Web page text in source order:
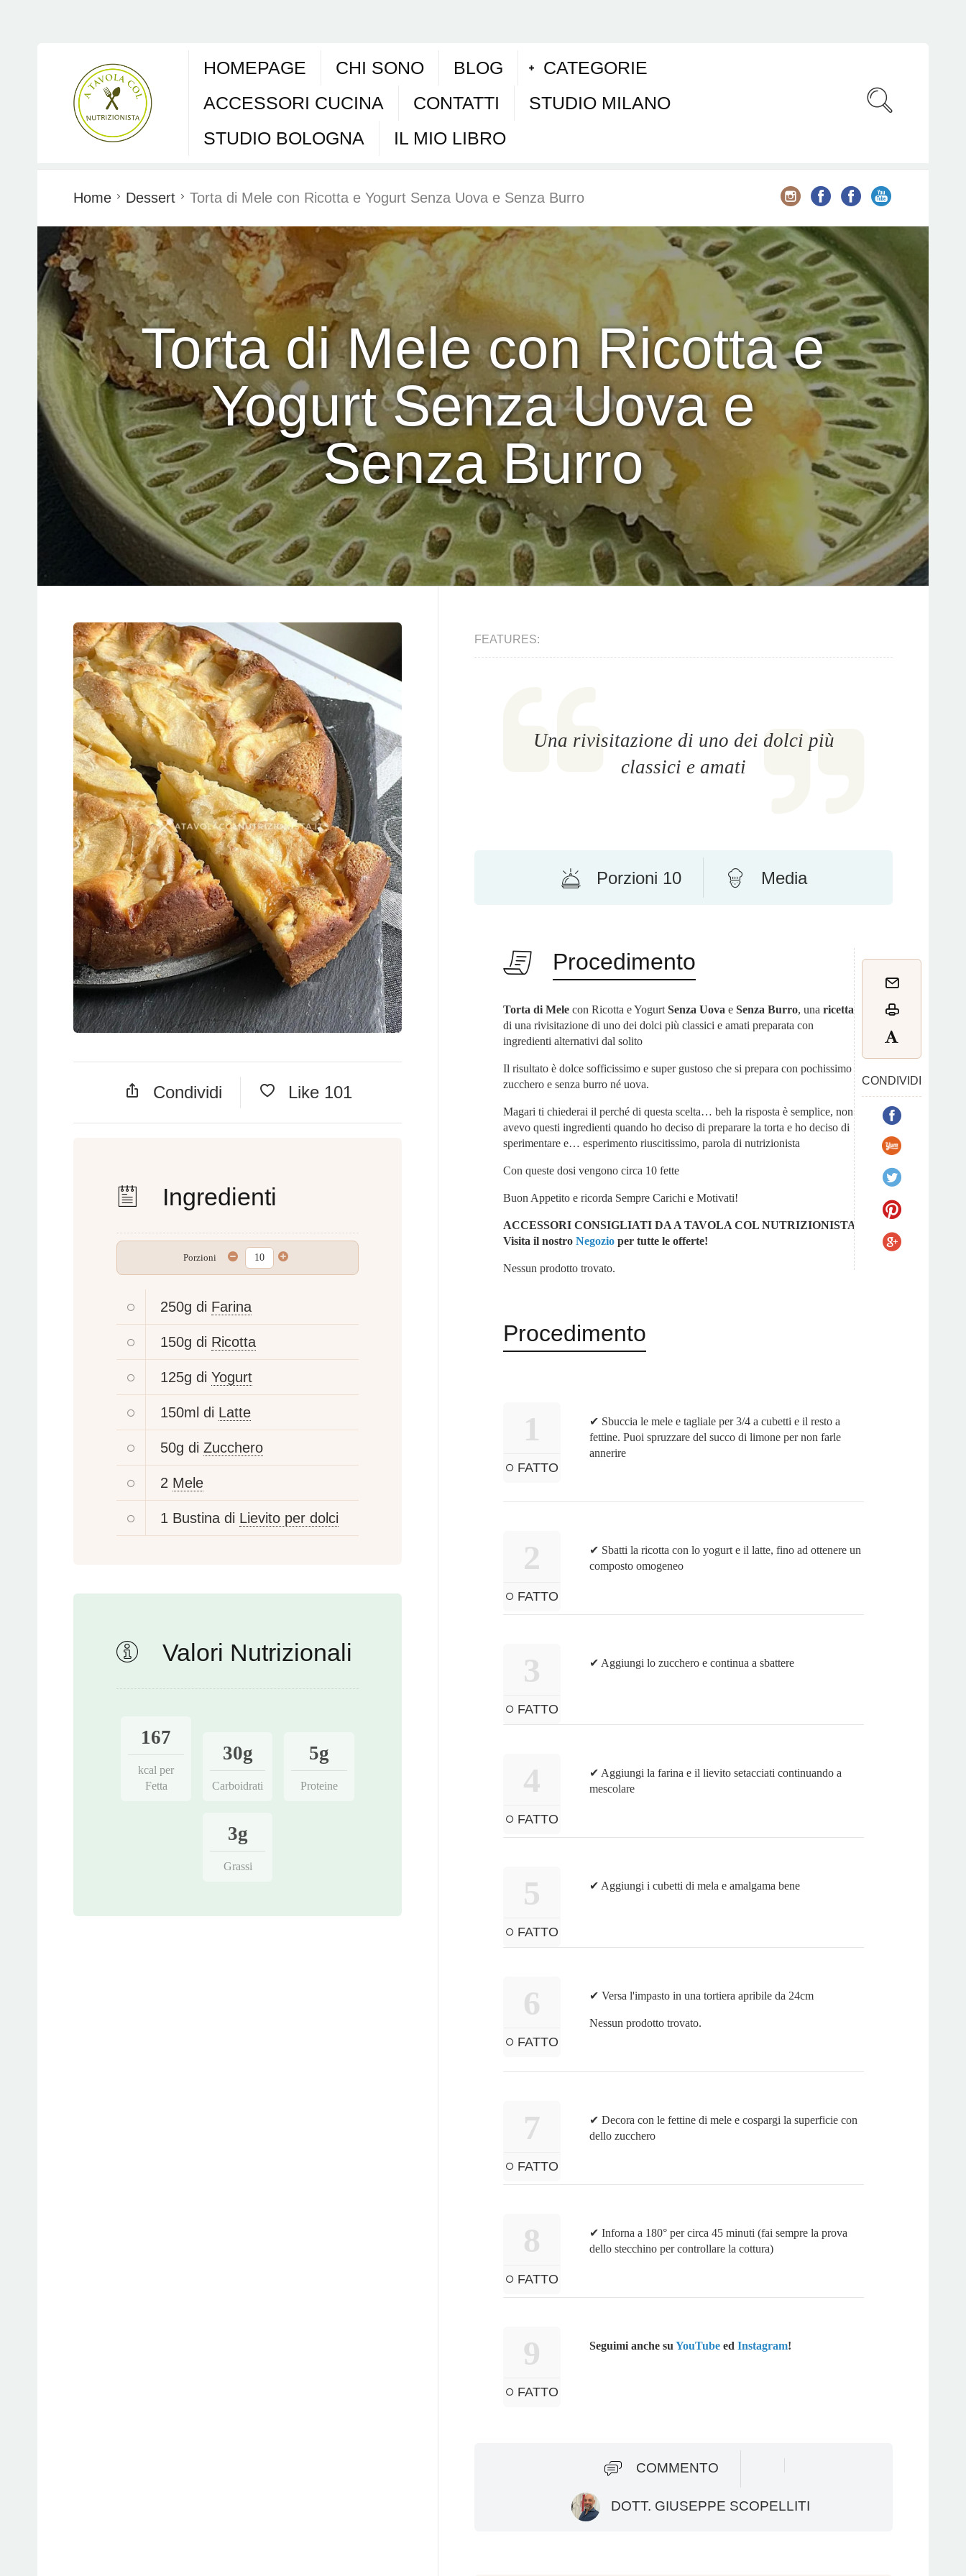
HOMEPAGE CHI SONO BLOG
CATEGORIE
ACCESSORI CUCINA
CONTATTI
STUDIO MILANO
STUDIO BOLOGNA
IL MIO LIBRO
Home Dessert Torta di Mele con Ricotta e Yogurt Senza Uova e Senza Burro
Torta di Mele con Ricotta e
Yogurt Senza Uova e
Senza Burro
Condividi Like 101
Ingredienti
Porzioni
250g di Farina
150g di Ricotta
125g di Yogurt
150ml di Latte
50g di Zucchero
2 Mele
1 Bustina di Lievito per dolci
Valori Nutrizionali
167
kcal per
Fetta
30g
Carboidrati
5g
Proteine
3g
Grassi
FEATURES:
Una rivisitazione di uno dei dolci più
classici e amati
Porzioni 10 Media
Procedimento
CONDIVIDI
Torta di Mele con Ricotta e Yogurt Senza Uova e Senza Burro, una ricetta
di una rivisitazione di uno dei dolci più classici e amati preparata con
ingredienti alternativi dal solito
Il risultato è dolce sofficissimo e super gustoso che si prepara con pochissimo
zucchero e senza burro né uova.
Magari ti chiederai il perché di questa scelta… beh la risposta è semplice, non
avevo questi ingredienti quando ho deciso di preparare la torta e ho deciso di
sperimentare e… esperimento riuscitissimo, parola di nutrizionista
Con queste dosi vengono circa 10 fette
Buon Appetito e ricorda Sempre Carichi e Motivati!
ACCESSORI CONSIGLIATI DA A TAVOLA COL NUTRIZIONISTA.
Visita il nostro Negozio per tutte le offerte!
Nessun prodotto trovato.
Procedimento
1
FATTO
✔ Sbuccia le mele e tagliale per 3/4 a cubetti e il resto a
fettine. Puoi spruzzare del succo di limone per non farle
annerire
2
FATTO
✔ Sbatti la ricotta con lo yogurt e il latte, fino ad ottenere un
composto omogeneo
3
FATTO
✔ Aggiungi lo zucchero e continua a sbattere
4
FATTO
✔ Aggiungi la farina e il lievito setacciati continuando a
mescolare
5
FATTO
✔ Aggiungi i cubetti di mela e amalgama bene
6
FATTO
✔ Versa l'impasto in una tortiera apribile da 24cm
Nessun prodotto trovato.
7
FATTO
✔ Decora con le fettine di mele e cospargi la superficie con
dello zucchero
8
FATTO
✔ Inforna a 180° per circa 45 minuti (fai sempre la prova
dello stecchino per controllare la cottura)
9
FATTO
Seguimi anche su YouTube ed Instagram!
COMMENTO
DOTT. GIUSEPPE SCOPELLITI